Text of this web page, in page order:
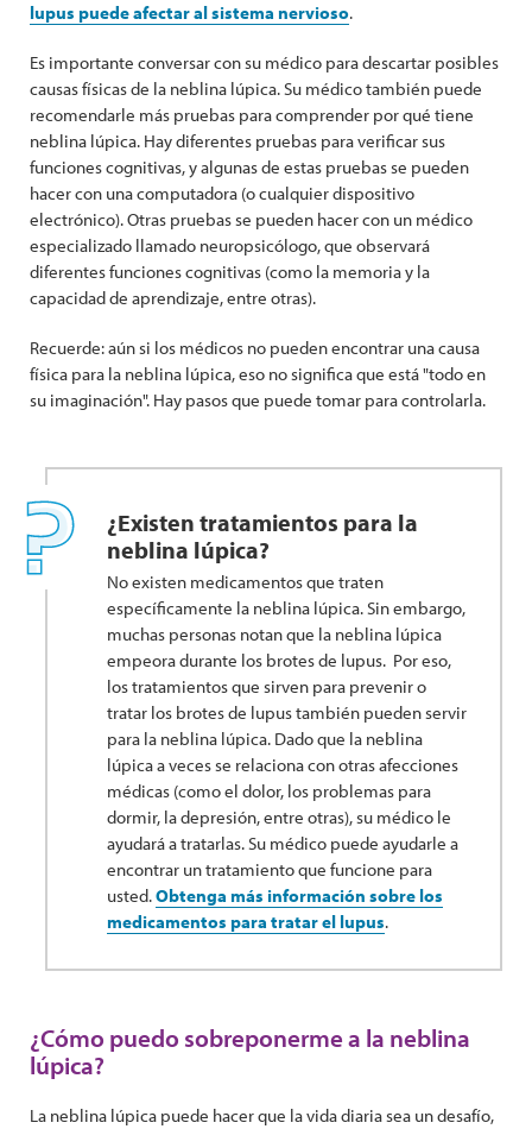
lupus puede afectar al sistema nervioso.
Es importante conversar con su médico para descartar posibles
causas físicas de la neblina lúpica. Su médico también puede
recomendarle más pruebas para comprender por qué tiene
neblina lúpica. Hay diferentes pruebas para verificar sus
funciones cognitivas, y algunas de estas pruebas se pueden
hacer con una computadora (o cualquier dispositivo
electrónico). Otras pruebas se pueden hacer con un médico
especializado llamado neuropsicólogo, que observará
diferentes funciones cognitivas (como la memoria y la
capacidad de aprendizaje, entre otras).
Recuerde: aún si los médicos no pueden encontrar una causa
física para la neblina lúpica, eso no significa que está "todo en
su imaginación". Hay pasos que puede tomar para controlarla.
¿Existen tratamientos para la
neblina lúpica?
No existen medicamentos que traten
específicamente la neblina lúpica. Sin embargo,
muchas personas notan que la neblina lúpica
empeora durante los brotes de lupus. Por eso,
los tratamientos que sirven para prevenir o
tratar los brotes de lupus también pueden servir
para la neblina lúpica. Dado que la neblina
lúpica a veces se relaciona con otras afecciones
médicas (como el dolor, los problemas para
dormir, la depresión, entre otras), su médico le
ayudará a tratarlas. Su médico puede ayudarle a
encontrar un tratamiento que funcione para
usted.Obtenga más información sobre los
medicamentos para tratar el lupus.
¿Cómo puedo sobreponerme a la neblina
lúpica?
La neblina lúpica puede hacer que la vida diaria sea un desafío,